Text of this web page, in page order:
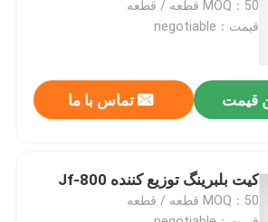
روانکاری
MOQ：50 قطعه / قطعه
قیمت：negotiable
قیمت تماس با ما
کیت بلبرینگ توزیع کننده Jf-800
MOQ：50 قطعه / قطعه